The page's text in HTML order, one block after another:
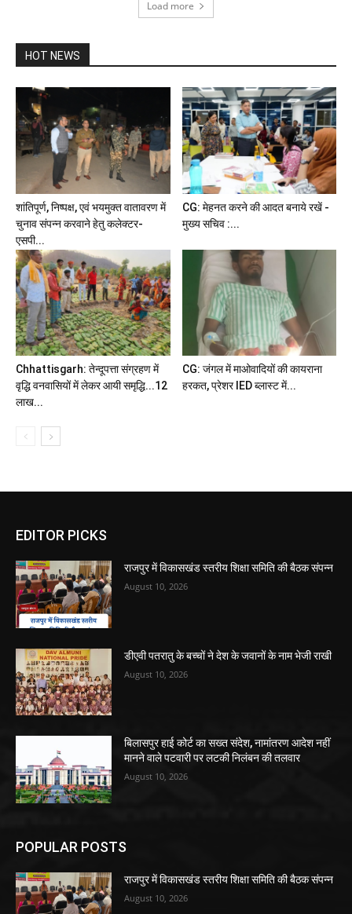
Load more
HOT NEWS
शांतिपूर्ण, निष्पक्ष, एवं भयमुक्त वातावरण में
चुनाव संपन्न करवाने हेतु कलेक्टर-
एसपी...
CG: मेहनत करने की आदत बनाये रखें -
मुख्य सचिव :...
Chhattisgarh: तेन्दूपत्ता संग्रहण में
वृद्धि वनवासियों में लेकर आयी समृद्धि...12
लाख...
CG: जंगल में माओवादियों की कायराना
हरकत, प्रेशर IED ब्लास्ट में...
EDITOR PICKS
राजपुर में विकासखंड स्तरीय शिक्षा समिति की बैठक संपन्न
August 10, 2026
डीएवी पतरातु के बच्चों ने देश के जवानों के नाम भेजी राखी
August 10, 2026
बिलासपुर हाई कोर्ट का सख्त संदेश, नामांतरण आदेश नहीं
मानने वाले पटवारी पर लटकी निलंबन की तलवार
August 10, 2026
POPULAR POSTS
राजपुर में विकासखंड स्तरीय शिक्षा समिति की बैठक संपन्न
August 10, 2026